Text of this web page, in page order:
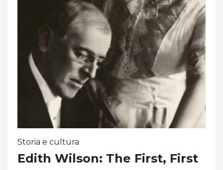
Storia e cultura
Edith Wilson: The First, First